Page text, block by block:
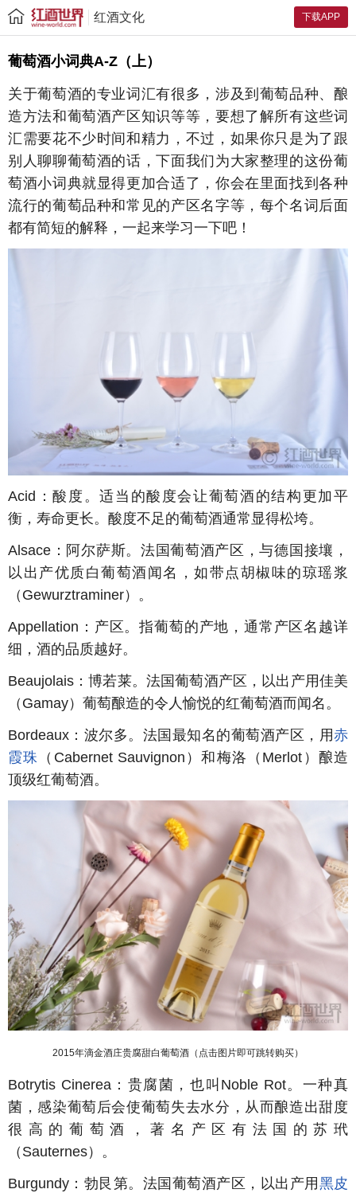
下载APP
红酒文化
葡萄酒小词典A-Z（上）
关于葡萄酒的专业词汇有很多，涉及到葡萄品种、酿
造方法和葡萄酒产区知识等等，要想了解所有这些词
汇需要花不少时间和精力，不过，如果你只是为了跟
别人聊聊葡萄酒的话，下面我们为大家整理的这份葡
萄酒小词典就显得更加合适了，你会在里面找到各种
流行的葡萄品种和常见的产区名字等，每个名词后面
都有简短的解释，一起来学习一下吧！
Acid：酸度。适当的酸度会让葡萄酒的结构更加平
衡，寿命更长。酸度不足的葡萄酒通常显得松垮。
Alsace ：阿尔萨斯。法国葡萄酒产区，与德国接壤，
以出产优质白葡萄酒闻名，如带点胡椒味的琼瑶浆
（ Gewurztraminer）。
Appellation ：产区。指葡萄的产地，通常产区名越详
细，酒的品质越好。
Beaujolais ：博若莱。法国葡萄酒产区，以出产用佳美
（ Gamay）葡萄酿造的令人愉悦的红葡萄酒而闻名。
Bordeaux ：波尔多。法国最知名的葡萄酒产区，用赤
霞珠
（ Cabernet Sauvignon ）和梅洛（ Merlot ）酿造
顶级红葡萄酒。
2015年滴金酒庄贵腐甜白葡萄酒（点击图片即可跳转购买）
Botrytis Cinerea：贵腐菌，也叫Noble Rot。一种真
菌，感染葡萄后会使葡萄失去水分，从而酿造出甜度
很高的葡萄酒，著名产区有法国的苏玳
（Sauternes）。
Burgundy ：勃艮第。法国葡萄酒产区，以出产用 黑皮